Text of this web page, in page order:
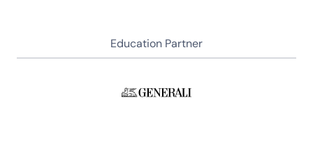
Education Partner